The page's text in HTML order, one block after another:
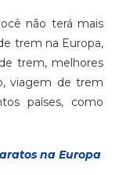
não terá mais
trem na Europa,
trem, melhores
viagem de trem
países, como
na Europa